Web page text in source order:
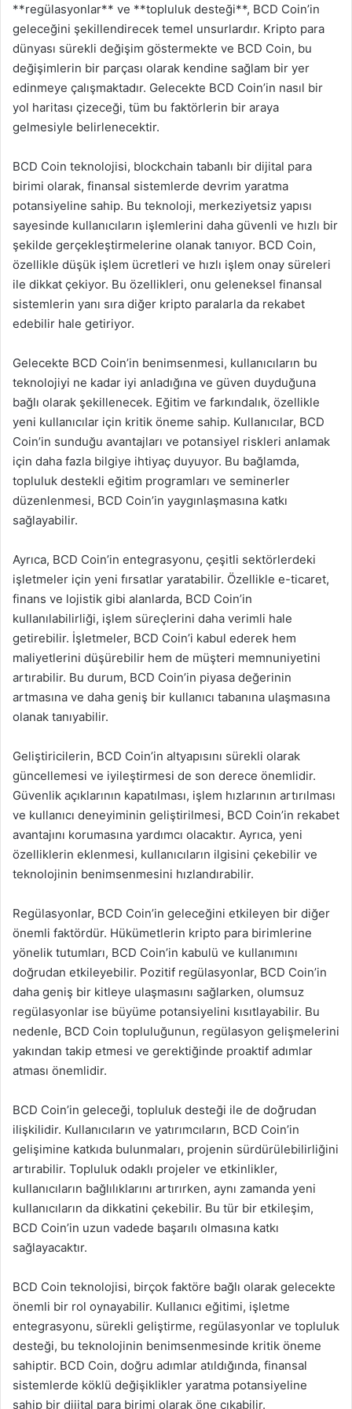
**regülasyonlar** ve **topluluk desteği**, BCD Coin’in
geleceğini şekillendirecek temel unsurlardır. Kripto para
dünyası sürekli değişim göstermekte ve BCD Coin, bu
değişimlerin bir parçası olarak kendine sağlam bir yer
edinmeye çalışmaktadır. Gelecekte BCD Coin’in nasıl bir
yol haritası çizeceği, tüm bu faktörlerin bir araya
gelmesiyle belirlenecektir.
BCD Coin teknolojisi, blockchain tabanlı bir dijital para
birimi olarak, finansal sistemlerde devrim yaratma
potansiyeline sahip. Bu teknoloji, merkeziyetsiz yapısı
sayesinde kullanıcıların işlemlerini daha güvenli ve hızlı bir
şekilde gerçekleştirmelerine olanak tanıyor. BCD Coin,
özellikle düşük işlem ücretleri ve hızlı işlem onay süreleri
ile dikkat çekiyor. Bu özellikleri, onu geleneksel finansal
sistemlerin yanı sıra diğer kripto paralarla da rekabet
edebilir hale getiriyor.
Gelecekte BCD Coin’in benimsenmesi, kullanıcıların bu
teknolojiyi ne kadar iyi anladığına ve güven duyduğuna
bağlı olarak şekillenecek. Eğitim ve farkındalık, özellikle
yeni kullanıcılar için kritik öneme sahip. Kullanıcılar, BCD
Coin’in sunduğu avantajları ve potansiyel riskleri anlamak
için daha fazla bilgiye ihtiyaç duyuyor. Bu bağlamda,
topluluk destekli eğitim programları ve seminerler
düzenlenmesi, BCD Coin’in yaygınlaşmasına katkı
sağlayabilir.
Ayrıca, BCD Coin’in entegrasyonu, çeşitli sektörlerdeki
işletmeler için yeni fırsatlar yaratabilir. Özellikle e-ticaret,
finans ve lojistik gibi alanlarda, BCD Coin’in
kullanılabilirliği, işlem süreçlerini daha verimli hale
getirebilir. İşletmeler, BCD Coin’i kabul ederek hem
maliyetlerini düşürebilir hem de müşteri memnuniyetini
artırabilir. Bu durum, BCD Coin’in piyasa değerinin
artmasına ve daha geniş bir kullanıcı tabanına ulaşmasına
olanak tanıyabilir.
Geliştiricilerin, BCD Coin’in altyapısını sürekli olarak
güncellemesi ve iyileştirmesi de son derece önemlidir.
Güvenlik açıklarının kapatılması, işlem hızlarının artırılması
ve kullanıcı deneyiminin geliştirilmesi, BCD Coin’in rekabet
avantajını korumasına yardımcı olacaktır. Ayrıca, yeni
özelliklerin eklenmesi, kullanıcıların ilgisini çekebilir ve
teknolojinin benimsenmesini hızlandırabilir.
Regülasyonlar, BCD Coin’in geleceğini etkileyen bir diğer
önemli faktördür. Hükümetlerin kripto para birimlerine
yönelik tutumları, BCD Coin’in kabulü ve kullanımını
doğrudan etkileyebilir. Pozitif regülasyonlar, BCD Coin’in
daha geniş bir kitleye ulaşmasını sağlarken, olumsuz
regülasyonlar ise büyüme potansiyelini kısıtlayabilir. Bu
nedenle, BCD Coin topluluğunun, regülasyon gelişmelerini
yakından takip etmesi ve gerektiğinde proaktif adımlar
atması önemlidir.
BCD Coin’in geleceği, topluluk desteği ile de doğrudan
ilişkilidir. Kullanıcıların ve yatırımcıların, BCD Coin’in
gelişimine katkıda bulunmaları, projenin sürdürülebilirliğini
artırabilir. Topluluk odaklı projeler ve etkinlikler,
kullanıcıların bağlılıklarını artırırken, aynı zamanda yeni
kullanıcıların da dikkatini çekebilir. Bu tür bir etkileşim,
BCD Coin’in uzun vadede başarılı olmasına katkı
sağlayacaktır.
BCD Coin teknolojisi, birçok faktöre bağlı olarak gelecekte
önemli bir rol oynayabilir. Kullanıcı eğitimi, işletme
entegrasyonu, sürekli geliştirme, regülasyonlar ve topluluk
desteği, bu teknolojinin benimsenmesinde kritik öneme
sahiptir. BCD Coin, doğru adımlar atıldığında, finansal
sistemlerde köklü değişiklikler yaratma potansiyeline
sahip bir dijital para birimi olarak öne çıkabilir.